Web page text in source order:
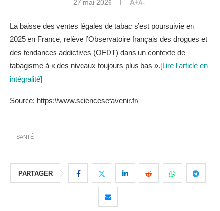
27 mai 2026 A+A-
La baisse des ventes légales de tabac s’est poursuivie en
2025 en France, relève l’Observatoire français des drogues et
des tendances addictives (OFDT) dans un contexte de
tabagisme à « des niveaux toujours plus bas ».[Lire l'article en
intégralité]
Source: https://www.sciencesetavenir.fr/
SANTÉ
PARTAGER